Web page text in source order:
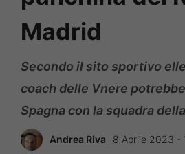
Madrid
Secondo il sito sportivo
coach delle Vnere
Spagna con la squadra
Andrea Riva 8 Aprile 2023 -